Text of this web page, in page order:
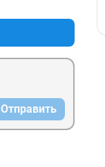
Отправить